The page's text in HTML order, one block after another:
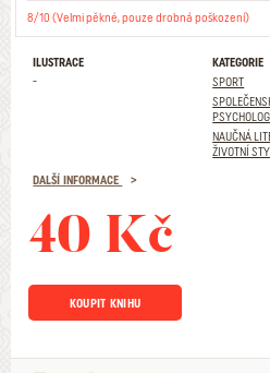
8/10 (Velmi pěkné, pouze drobná poškození)
ILUSTRACE
-
KATEGORIE
SPORT
NAUČNÁ
ŽIVOTNÍ
DALŠÍ INFORMACE
40 Kč
KOUPIT KNIHU